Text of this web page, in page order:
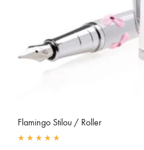
Flamingo Stilou / Roller